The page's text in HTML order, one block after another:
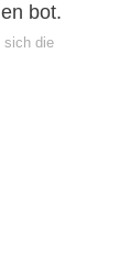
bot.
sich die